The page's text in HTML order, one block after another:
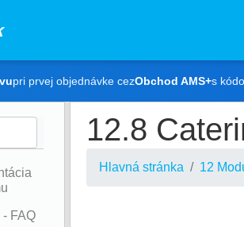
pri prvej objednávke cezObchod AMS+s
FAQ
12.8
Hlavná stránka 12